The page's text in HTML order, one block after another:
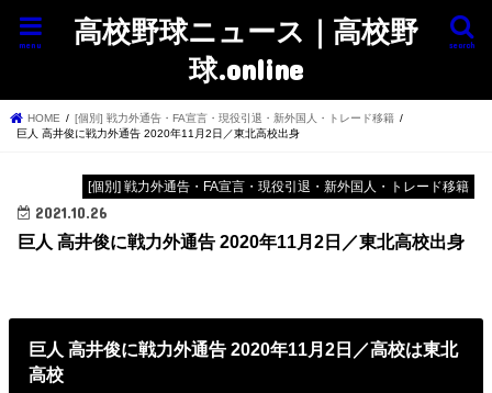
高校野球ニュース｜高校野
球.online
search
menu
HOME
[個別] 戦力外通告・FA宣言・現役引退・新外国人・トレード移籍
巨人 高井俊に戦力外通告 2020年11月2日／東北高校出身
[個別] 戦力外通告・FA宣言・現役引退・新外国人・トレード移籍
2021.10.26
巨人 高井俊に戦力外通告 2020年11月2日／東北高校出身
巨人 高井俊に戦力外通告 2020年11月2日／高校は東北
高校